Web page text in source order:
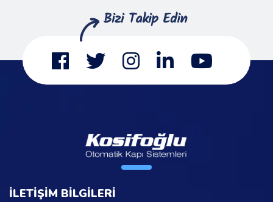
İLETİŞİM BİLGİLERİ